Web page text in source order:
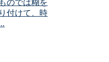
のでは糊を
付けて、時